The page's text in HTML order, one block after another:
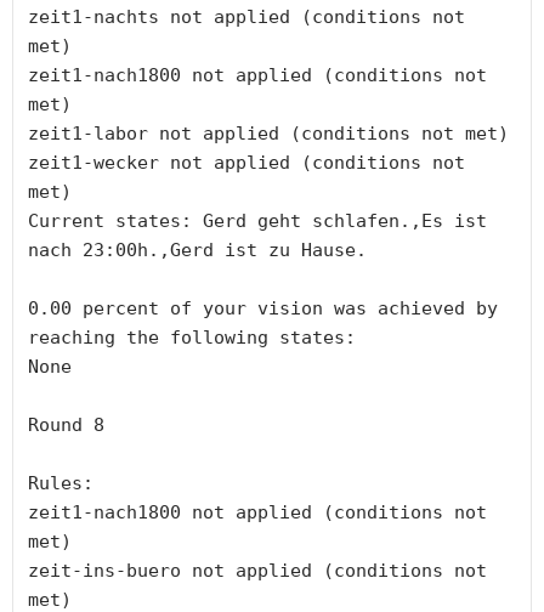
zeit1-nachts not applied (conditions not
met)
zeit1-nach1800 not applied (conditions not
met)
zeit1-labor not applied (conditions not met)
zeit1-wecker not applied (conditions not
met)
Current states: Gerd geht schlafen.,Es ist
nach 23:00h.,Gerd ist zu Hause.
0.00 percent of your vision was achieved by
reaching the following states:
None
Round 8
Rules:
zeit1-nach1800 not applied (conditions not
met)
zeit-ins-buero not applied (conditions not
met)